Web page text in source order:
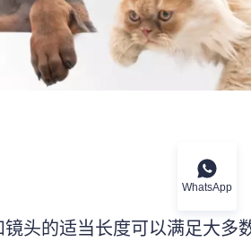
头的适当长度可以满足大多
WhatsApp